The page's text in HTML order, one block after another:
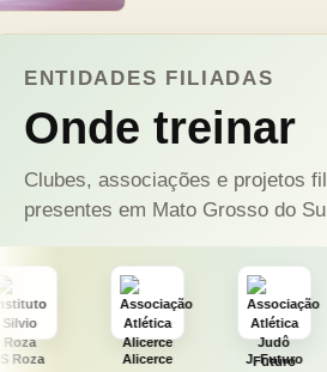
ENTIDADES FILIADAS
Onde treinar
Clubes, associações e projetos
presentes em Mato Grosso do
Alicerce J. Futuro AAJNG